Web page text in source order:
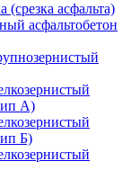
(срезка асфальта)
асфальтобетон
А)
Б)